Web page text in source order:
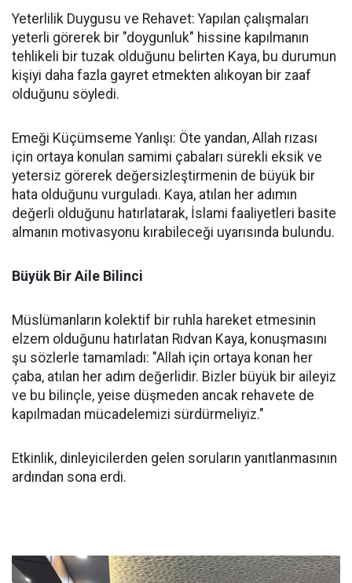
Yeterlilik Duygusu ve Rehavet: Yapılan çalışmaları
yeterli görerek bir "doygunluk" hissine kapılmanın
tehlikeli bir tuzak olduğunu belirten Kaya, bu durumun
kişiyi daha fazla gayret etmekten alıkoyan bir zaaf
olduğunu söyledi.
Emeği Küçümseme Yanlışı: Öte yandan, Allah rızası
için ortaya konulan samimi çabaları sürekli eksik ve
yetersiz görerek değersizleştirmenin de büyük bir
hata olduğunu vurguladı. Kaya, atılan her adımın
değerli olduğunu hatırlatarak, İslami faaliyetleri basite
almanın motivasyonu kırabileceği uyarısında bulundu.
Büyük Bir Aile Bilinci
Müslümanların kolektif bir ruhla hareket etmesinin
elzem olduğunu hatırlatan Rıdvan Kaya, konuşmasını
şu sözlerle tamamladı: "Allah için ortaya konan her
çaba, atılan her adım değerlidir. Bizler büyük bir aileyiz
ve bu bilinçle, yeise düşmeden ancak rehavete de
kapılmadan mücadelemizi sürdürmeliyiz."
Etkinlik, dinleyicilerden gelen soruların yanıtlanmasının
ardından sona erdi.